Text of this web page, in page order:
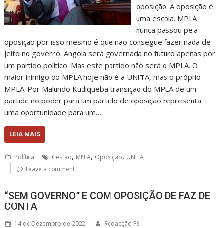
oposição. A oposição é
uma escola. MPLA
nunca passou pela
oposição por isso mesmo é que não consegue fazer nada de
jeito no governo. Angola será governada no futuro apenas por
um partido político. Mas este partido não será o MPLA. O
maior inimigo do MPLA hoje não é a UNITA, mas o próprio
MPLA. Por Malundo Kudiqueba transição do MPLA de um
partido no poder para um partido de oposição representa
uma oportunidade para um…
LEIA MAIS
Política Gestão, MPLA, Oposição, UNITA
Leave a comment
“SEM GOVERNO” E COM OPOSIÇÃO DE FAZ DE
CONTA
14 de Dezembro de 2022 Redacção F8